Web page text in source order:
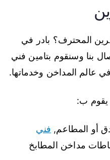
المحترف؟ بادر في
بنا وسنقوم بتامين فني
عالم المداخن وخدماتها.
يقوم ب:
أو المطاعم, فني
مداخن المطابخ